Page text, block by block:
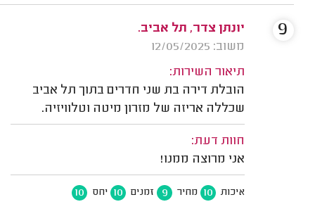
יונתן צדר, תל אביב.
משוב: 12/05/2025
תיאור השירות:
הובלת דירה בת שני חדרים בתוך תל אביב
שכללה אריזה של מזרון מיטה וטלוויזיה.
חוות דעת:
אני מרוצה ממנו!
איכות 10 מחיר 9 זמנים 10 יחס 10
9